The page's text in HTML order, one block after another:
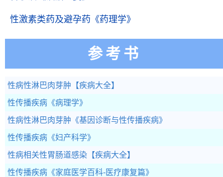
性激素类药及避孕药 《药理学》
参考书
性病性淋巴肉芽肿 【疾病大全】
性传播疾病 《病理学》
性病性淋巴肉芽肿 《基因诊断与性传播疾病》
性传播疾病 《妇产科学》
性病相关性胃肠道感染 【疾病大全】
性传播疾病 《家庭医学百科-医疗康复篇》